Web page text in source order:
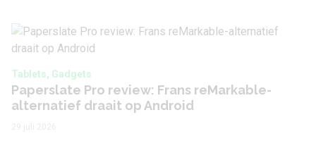
Tablets, Gadgets
Paperslate Pro review: Frans reMarkable-
alternatief draait op Android